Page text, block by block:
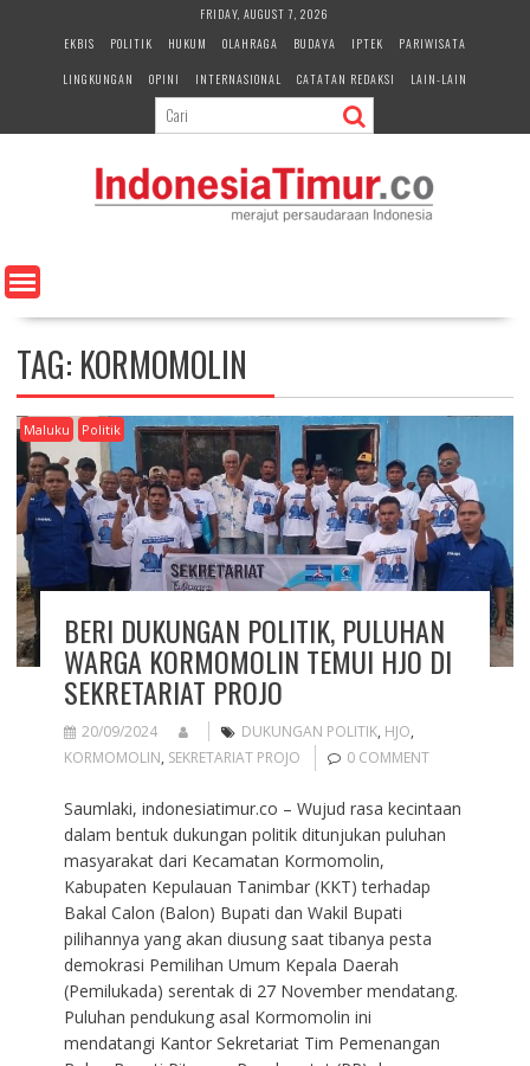
e
n
FRIDAY, AUGUST 7, 2026
EKBIS
POLITIK HUKUM OLAHRAGA BUDAYA IPTEK
PARIWISATA
LINGKUNGAN
OPINI INTERNASIONAL CATATAN REDAKSI LAIN-LAIN
TAG: KORMOMOLIN
Maluku Politik
BERI DUKUNGAN POLITIK, PULUHAN
WARGA KORMOMOLIN TEMUI HJO DI
SEKRETARIAT PROJO
20/09/2024 DUKUNGAN POLITIK, HJO,
KORMOMOLIN, SEKRETARIAT PROJO 0 COMMENT
Saumlaki, indonesiatimur.co – Wujud rasa kecintaan
dalam bentuk dukungan politik ditunjukan puluhan
masyarakat dari Kecamatan Kormomolin,
Kabupaten Kepulauan Tanimbar (KKT) terhadap
Bakal Calon (Balon) Bupati dan Wakil Bupati
pilihannya yang akan diusung saat tibanya pesta
demokrasi Pemilihan Umum Kepala Daerah
(Pemilukada) serentak di 27 November mendatang.
Puluhan pendukung asal Kormomolin ini
mendatangi Kantor Sekretariat Tim Pemenangan